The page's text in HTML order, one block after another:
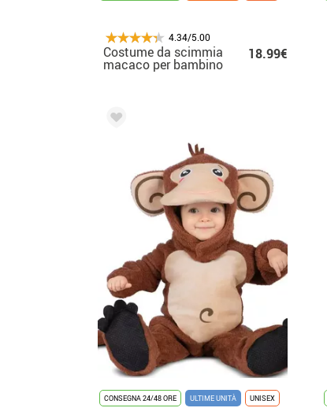
4.34/5.00
Costume da scimmia
macaco per bambino
18.99€
CONSEGNA 24/48 ORE ULTIME UNITÀ UNISEX